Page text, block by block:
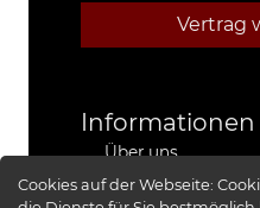
Cookies auf der Webseite:
Vertrag
Informationen
Über uns
Stützpunkthändler
4x4 Kfz-Meister